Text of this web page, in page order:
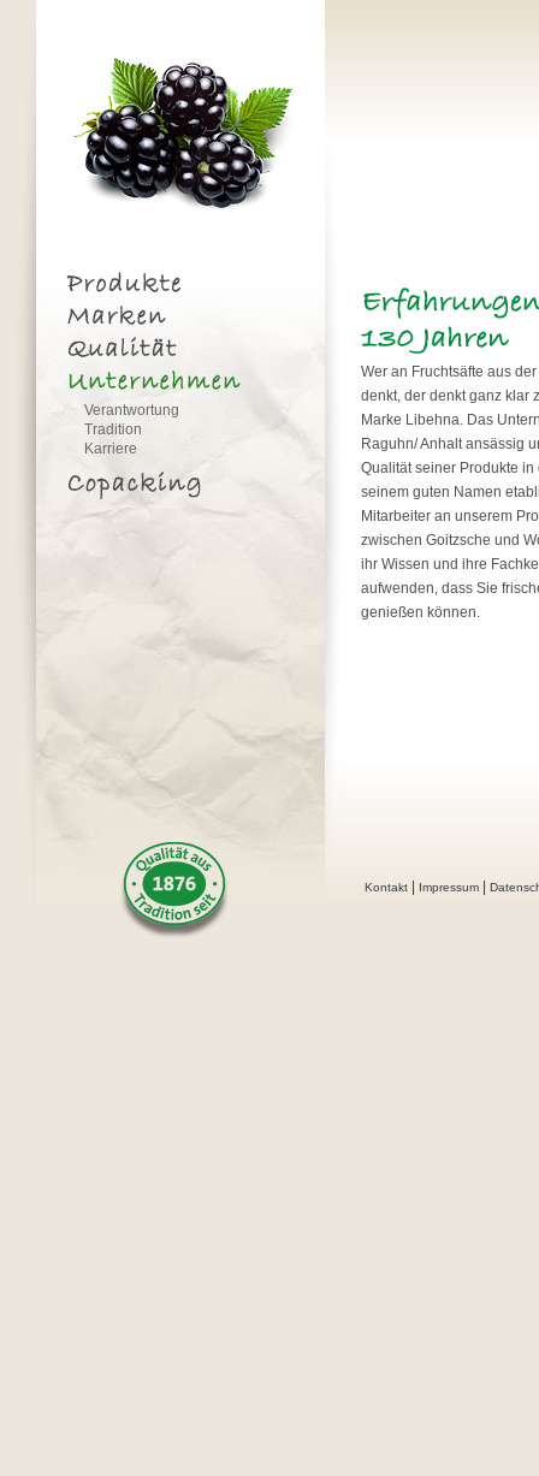
Verantwortung
Tradition
Karriere
Wer an Fruchtsäfte aus
denkt, der denkt ganz klar
Marke Libehna. Das
Raguhn/ Anhalt ansässig
Qualität seiner Produkte
seinem guten Namen
Mitarbeiter an unserem
zwischen Goitzsche und
ihr Wissen und ihre
aufwenden, dass Sie
genießen können.
Kontakt Impressum